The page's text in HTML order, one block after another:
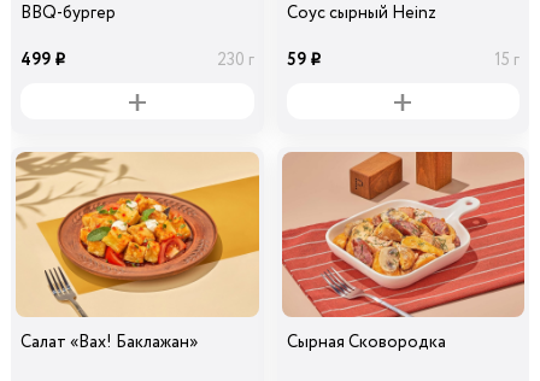
BBQ-бургер
499 i 230 г
Соус сырный Heinz
59 i 15 г
Салат «Вах! Баклажан» Сырная Сковородка